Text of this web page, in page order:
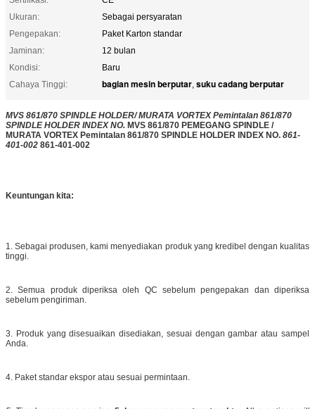
Ukuran:
Sebagai persyaratan
Pengepakan:
Paket Karton standar
Jaminan:
12 bulan
Kondisi:
Baru
Cahaya Tinggi:
bagian mesin berputar, suku cadang berputar
MVS 861/870 SPINDLE HOLDER/ MURATA VORTEX Pemintalan 861/870
SPINDLE HOLDER INDEX NO. MVS 861/870 PEMEGANG SPINDLE /
MURATA VORTEX Pemintalan 861/870 SPINDLE HOLDER INDEX NO. 861-
401-002 861-401-002
Keuntungan kita:
1. Sebagai produsen, kami menyediakan produk yang kredibel dengan kualitas
tinggi.
2. Semua produk diperiksa oleh QC sebelum pengepakan dan diperiksa
sebelum pengiriman.
3. Produk yang disesuaikan disediakan, sesuai dengan gambar atau sampel
Anda.
4. Paket standar ekspor atau sesuai permintaan.